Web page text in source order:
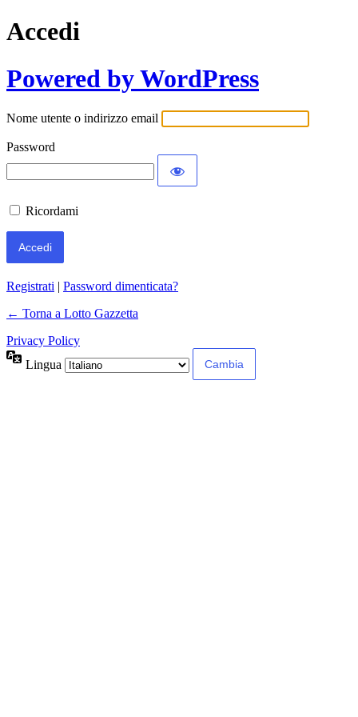
Accedi
Powered by WordPress
Nome utente o indirizzo email
Password
Ricordami
Registrati | Password dimenticata?
← Torna a Lotto Gazzetta
Privacy Policy
Lingua